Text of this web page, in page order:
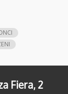
Fiera, 2